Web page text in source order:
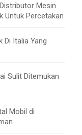
Mesin
Untuk Percetakan
Di Italia Yang
Sulit Ditemukan
Mobil di